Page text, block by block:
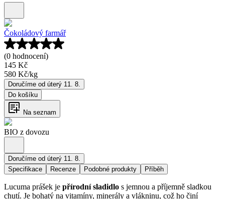
Čokoládový farmář
(0 hodnocení)
145 Kč
580 Kč/kg
Doručíme od úterý 11. 8.
Do košíku
Na seznam
BIO z dovozu
Doručíme od úterý 11. 8.
Specifikace
Recenze Podobné produkty Příběh
Lucuma prášek je přírodní sladidlo s jemnou a příjemně sladkou
chutí. Je bohatý na vitamíny, minerály a vlákninu, což ho činí